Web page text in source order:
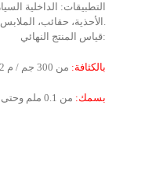
التطبيقات: الداخلية
الأحذية، حقائب، الملابس، السلع الجلدية، الأبواب بطانة، الديكور.
قياس المنتج النهائي:
بالكثافة: من 300 جم / م 2 وحتى 1500 جم / م 2
بسمك: من 0.1 ملم وحتى 4.5 مم